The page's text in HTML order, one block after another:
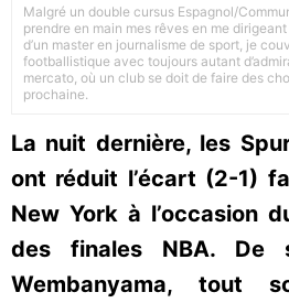
Malgré un double cursus Espagnol/
prendre en main mes rêves en me
d’un master en journalisme de sport, je
footballistique avec toujours autant
mercato, où un club se doit de faire des
prochaine.
La nuit dernière, les
ont réduit l’écart (2-1)
New York à l’occasion
des finales NBA. De
Wembanyama, tout